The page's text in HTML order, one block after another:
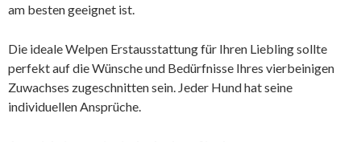
am besten geeignet ist.
Die ideale Welpen Erstausstattung für Ihren Liebling sollte
perfekt auf die Wünsche und Bedürfnisse Ihres vierbeinigen
Zuwachses zugeschnitten sein. Jeder Hund hat seine
individuellen Ansprüche.